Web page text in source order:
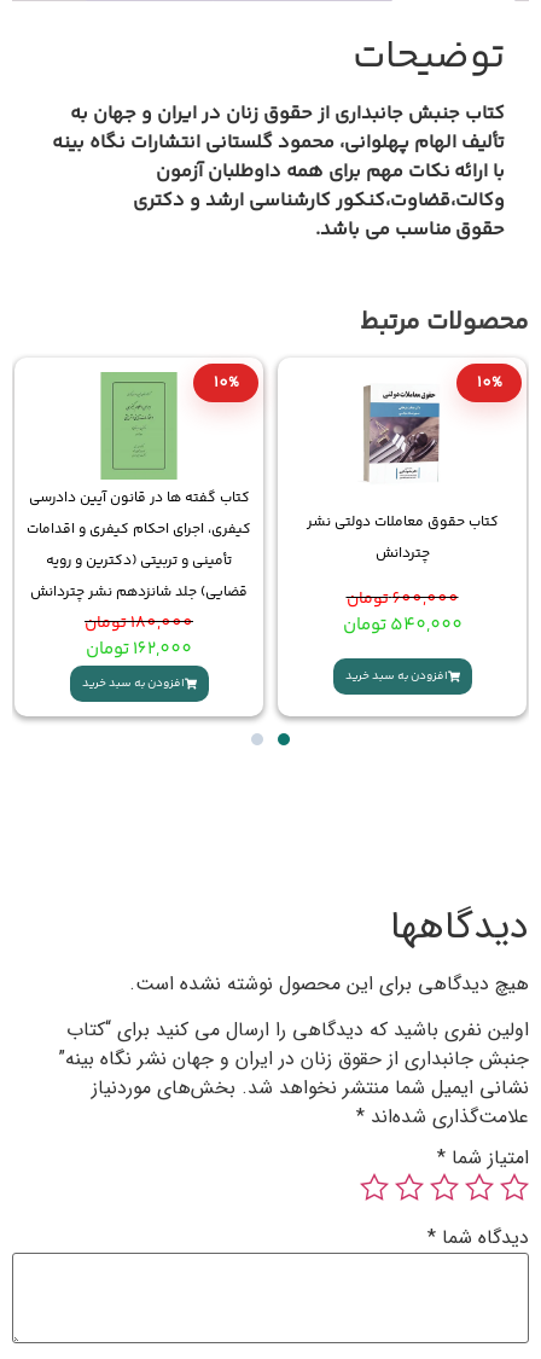
جنبش جانبداری از حقوق زنان در ایران و جهان به
الهام پهلوانی، محمود گلستانی انتشارات نگاهبینه
نکات مهم برای همه داوطلبان آزمون
کارشناسی ارشد و دکتری
مناسب می باشد.
مرتبط
حقوق معاملات دولتی نشر
چتردانش
600,000تومان
540,000تومان
افزودن به سبد خرید
کتاب گفته ها در قانون آیین دادرسی
کیفری، اجرای احکام کیفری و اقدامات
تأمینی و تربیتی (دکترین و رویه
قضایی) جلد شانزدهم نشر چتردانش
180,000تومان
162,000 تومان
افزودن به سبد خرید
برای این محصول نوشته نشده است.
نفری باشید که دیدگاهی را ارسال می کنید برای “کتاب
از حقوق زنان در ایران و جهان نشر نگاه بینه”
ایمیل شما منتشر نخواهد شد. بخش‌های موردنیاز
شده‌اند*
شما*
شما*